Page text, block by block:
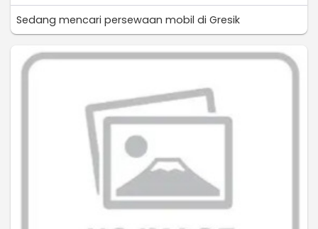
Sedang mencari persewaan mobil di Gresik